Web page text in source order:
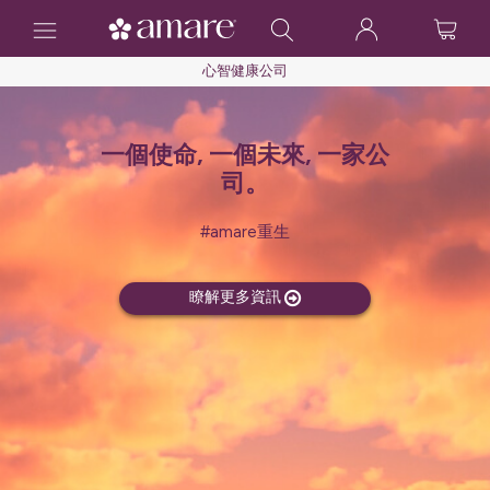
Toggle
navigation
心智健康公司
一個使命, 一個未來, 一家公
司。
#amare重生
瞭解更多資訊